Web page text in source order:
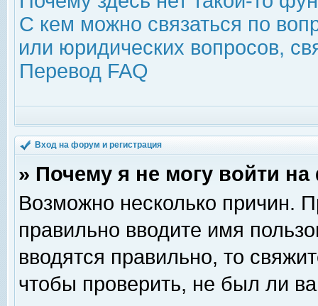
С кем можно связаться по
или юридических вопросов,
Перевод FAQ
Вход на форум и регистрация
» Почему я не могу войти
Возможно несколько причин.
правильно вводите имя
вводятся правильно, то
чтобы проверить, не был ли